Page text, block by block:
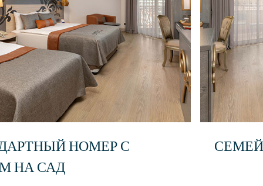
НОМЕР С
НА САД